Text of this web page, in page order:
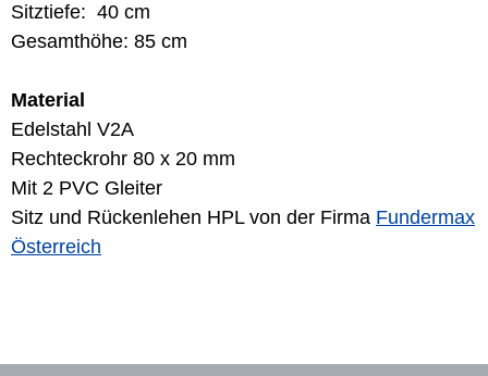
Sitztiefe: 40 cm
Gesamthöhe: 85 cm
Material
Edelstahl V2A
Rechteckrohr 80 x 20 mm
Mit 2 PVC Gleiter
Sitz und Rückenlehen HPL von der Firma Fundermax
Österreich